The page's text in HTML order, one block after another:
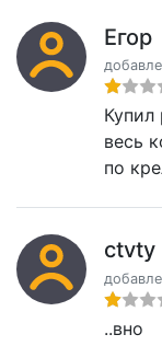
Егор
весь
по
ctvty
..вно